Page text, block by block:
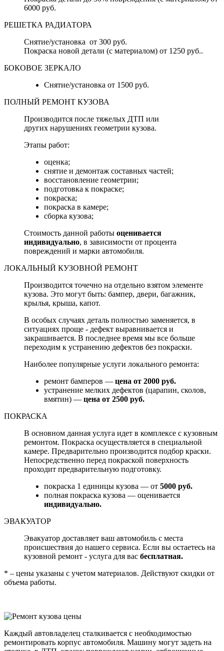
6000 руб.
РЕШЕТКА РАДИАТОРА
Снятие/установка от 300 руб.
Покраска новой детали (с материалом) от 1250 руб..
БОКОВОЕ ЗЕРКАЛО
Снятие/установка от 1500 руб.
ПОЛНЫЙ РЕМОНТ КУЗОВА
Производится после тяжелых ДТП или
других нарушениях геометрии кузова.
Этапы работ:
оценка;
снятие и демонтаж составных частей;
восстановление геометрии;
подготовка к покраске;
покраска;
покраска в камере;
сборка кузова;
Стоимость данной работы оценивается
индивидуально, в зависимости от процента
повреждений и марки автомобиля.
ЛОКАЛЬНЫЙ КУЗОВНОЙ РЕМОНТ
Производится точечно на отдельно взятом элементе
кузова. Это могут быть: бампер, двери, багажник,
крылья, крыша, капот.
В особых случаях деталь полностью заменяется, в
ситуациях проще - дефект выравнивается и
закрашивается. В последнее время мы все больше
переходим к устранению дефектов без покраски.
Наиболее популярные услуги локального ремонта:
ремонт бамперов — цена от 2000 руб.
устранение мелких дефектов (царапин, сколов,
вмятин) — цена от 2500 руб.
ПОКРАСКА
В основном данная услуга идет в комплексе с кузовным
ремонтом. Покраска осуществляется в специальной
камере. Предварительно производится подбор краски.
Непосредственно перед покраской поверхность
проходит предварительную подготовку.
покраска 1 единицы кузова — от 5000 руб.
полная покраска кузова — оценивается
индивидуально.
ЭВАКУАТОР
Эвакуатор доставляет ваш автомобиль с места
происшествия до нашего сервиса. Если вы остаетесь на
кузовной ремонт - услуга для вас бесплатная.
* – цены указаны с учетом материалов. Действуют скидки от
объема работы.
Каждый автовладелец сталкивается с необходимостью
ремонтировать корпус автомобиля. Машину могут задеть на